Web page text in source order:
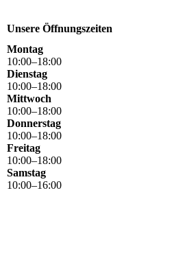
Unsere Öffnungszeiten
Montag
10:00–18:00
Dienstag
10:00–18:00
Mittwoch
10:00–18:00
Donnerstag
10:00–18:00
Freitag
10:00–18:00
Samstag
10:00–16:00